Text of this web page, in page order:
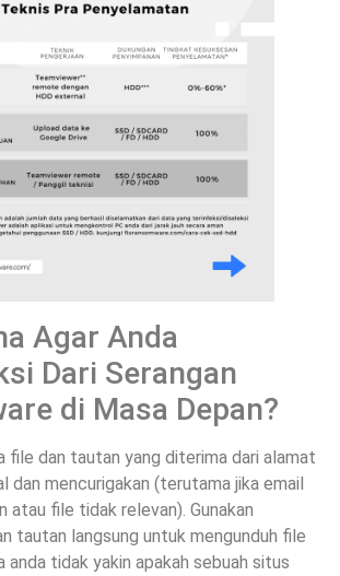
Agar Anda
Dari Serangan
di Masa Depan?
file dan tautan yang diterima dari alamat
dan mencurigakan (terutama jika email
atau file tidak relevan). Gunakan
tautan langsung untuk mengunduh file
anda tidak yakin apakah sebuah situs